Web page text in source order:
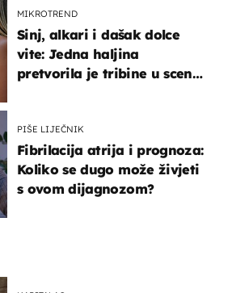
MIKROTREND
Sinj, alkari i dašak dolce
vite: Jedna haljina
pretvorila je tribine u scenu
PIŠE LIJEČNIK
Fibrilacija atrija i prognoza:
Koliko se dugo može živjeti
s ovom dijagnozom?